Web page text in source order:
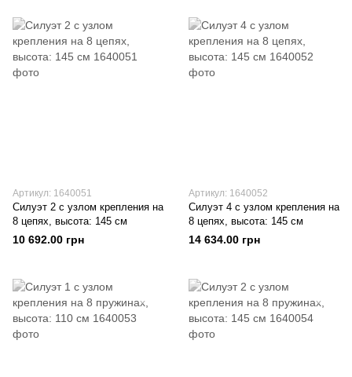
Артикул: 1640051
Силуэт 2 с узлом крепления на
8 цепях, высота: 145 см
10 692.00 грн
Артикул: 1640052
Силуэт 4 с узлом крепления на
8 цепях, высота: 145 см
14 634.00 грн